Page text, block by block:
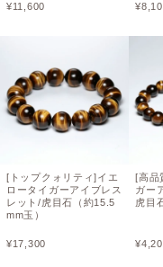
¥11,600
[トップクォリティ]イエ
ロータイガーアイブレス
レット/虎目石（約15.5
mm玉）
¥17,300
¥
[高品
ガー
虎目
¥